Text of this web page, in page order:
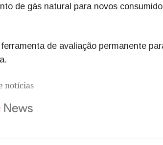
de gás natural para novos
de avaliação permanente
notícias